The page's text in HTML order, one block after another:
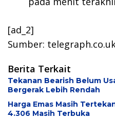
[ad_2]
Sumber:
Berita Terkait
Tekanan Bearish Belum
Bergerak Lebih Rendah
Harga Emas Masih
4.306 Masih Terbuka